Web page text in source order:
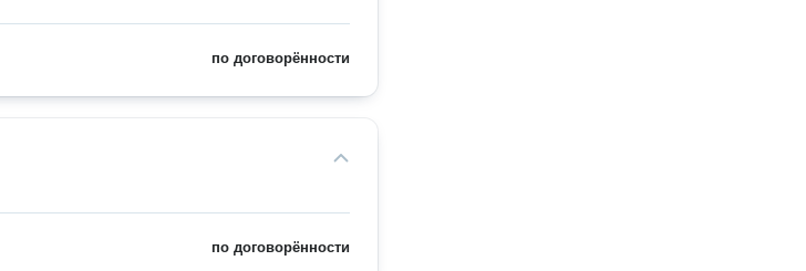
по договорённости
по договорённости